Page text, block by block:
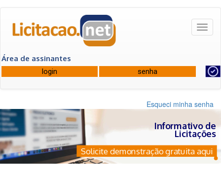
Área de assinantes
Esqueci minha senha
Informativo de
Licitações
Solicite demonstração gratuita aqui